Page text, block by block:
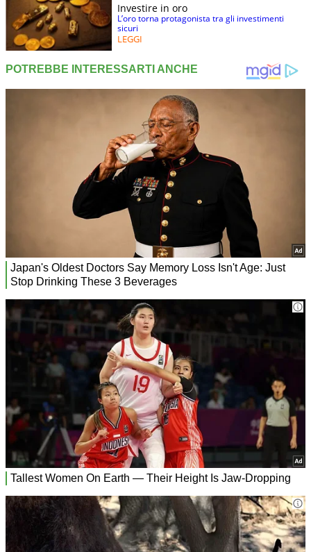
Investire in oro
L’oro torna protagonista tra gli investimenti
sicuri
LEGGI